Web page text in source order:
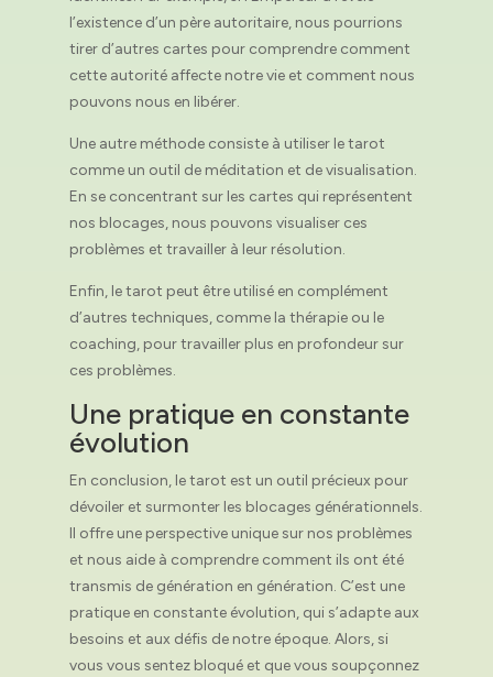
l’existence d’un père autoritaire, nous pourrions
tirer d’autres cartes pour comprendre comment
cette autorité affecte notre vie et comment nous
pouvons nous en libérer.
Une autre méthode consiste à utiliser le tarot
comme un outil de méditation et de visualisation.
En se concentrant sur les cartes qui représentent
nos blocages, nous pouvons visualiser ces
problèmes et travailler à leur résolution.
Enfin, le tarot peut être utilisé en complément
d’autres techniques, comme la thérapie ou le
coaching, pour travailler plus en profondeur sur
ces problèmes.
Une pratique en constante
évolution
En conclusion, le tarot est un outil précieux pour
dévoiler et surmonter les blocages générationnels.
Il offre une perspective unique sur nos problèmes
et nous aide à comprendre comment ils ont été
transmis de génération en génération. C’est une
pratique en constante évolution, qui s’adapte aux
besoins et aux défis de notre époque. Alors, si
vous vous sentez bloqué et que vous soupçonnez